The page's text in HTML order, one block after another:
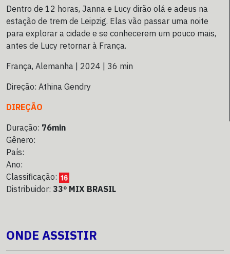
Dentro de 12 horas, Janna e Lucy dirão olá e adeus na
estação de trem de Leipzig. Elas vão passar uma noite
para explorar a cidade e se conhecerem um pouco mais,
antes de Lucy retornar à França.
França, Alemanha | 2024 | 36 min
Direção: Athina Gendry
DIREÇÃO
Duração: 76min
Gênero:
País:
Ano:
Classificação:
Distribuidor: 33º MIX BRASIL
ONDE ASSISTIR